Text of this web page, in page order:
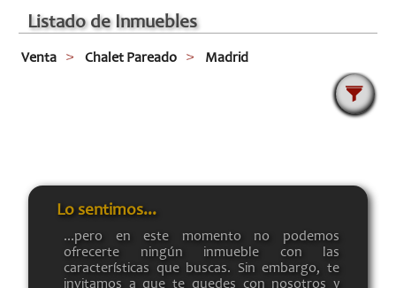
Listado de Inmuebles
Venta Chalet Pareado Madrid
Lo sentimos...
...pero en este momento no podemos
ofrecerte ningún inmueble con las
características que buscas. Sin embargo, te
invitamos a que te quedes con nosotros y